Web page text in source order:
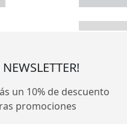
un 10% de descuento
promociones